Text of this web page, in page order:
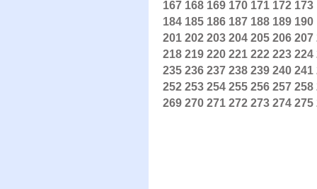
167 168 169 170 171 172 173
184 185 186 187 188 189 190
201 202 203 204 205 206 207
218 219 220 221 222 223 224
235 236 237 238 239 240 241
252 253 254 255 256 257 258
269 270 271 272 273 274 275